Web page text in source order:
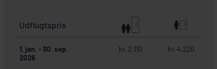
Udflugtspris
1. jan. - 30. sep.
2026
kr. 2.110 kr. 4.220